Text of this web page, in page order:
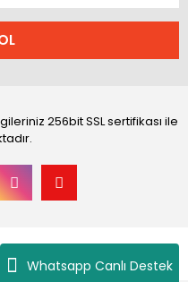
Whatsapp Canlı Destek
256bit SSL sertifikası ile